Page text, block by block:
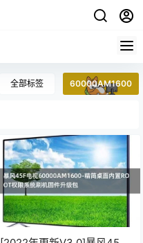
全部标签 60000AM1600